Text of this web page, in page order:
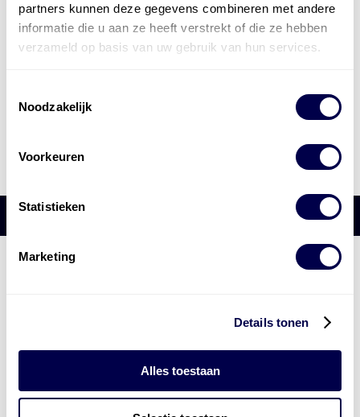
partners kunnen deze gegevens combineren met andere
informatie die u aan ze heeft verstrekt of die ze hebben
verzameld op basis van uw gebruik van hun services.
Noodzakelijk
Voorkeuren
Statistieken
Marketing
Details tonen
Alles toestaan